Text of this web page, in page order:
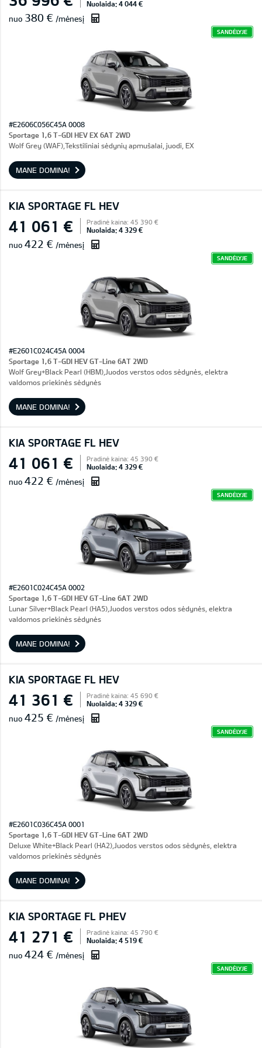
Nuolaida: 4 044 €
nuo 380 € /mėnesį
SANDĖLYJE
#E2606C056C45A 0008
Sportage 1,6 T-GDI HEV EX 6AT 2WD
Wolf Grey (WAF),Tekstiliniai sėdynių apmušalai, juodi, EX
MANE DOMINA!
KIA SPORTAGE FL HEV
41 061 € Pradinė kaina: 45 390 €
Nuolaida: 4 329 €
nuo 422 € /mėnesį
SANDĖLYJE
#E2601C024C45A 0004
Sportage 1,6 T-GDI HEV GT-Line 6AT 2WD
Wolf Grey+Black Pearl (HBM),Juodos verstos odos sėdynės, elektra
valdomos priekinės sėdynės
MANE DOMINA!
KIA SPORTAGE FL HEV
41 061 € Pradinė kaina: 45 390 €
Nuolaida: 4 329 €
nuo 422 € /mėnesį
SANDĖLYJE
#E2601C024C45A 0002
Sportage 1,6 T-GDI HEV GT-Line 6AT 2WD
Lunar Silver+Black Pearl (HA5),Juodos verstos odos sėdynės, elektra
valdomos priekinės sėdynės
MANE DOMINA!
KIA SPORTAGE FL HEV
41 361 € Pradinė kaina: 45 690 €
Nuolaida: 4 329 €
nuo 425 € /mėnesį
SANDĖLYJE
#E2601C036C45A 0001
Sportage 1,6 T-GDI HEV GT-Line 6AT 2WD
Deluxe White+Black Pearl (HA2),Juodos verstos odos sėdynės, elektra
valdomos priekinės sėdynės
MANE DOMINA!
KIA SPORTAGE FL PHEV
41 271 € Pradinė kaina: 45 790 €
Nuolaida: 4 519 €
nuo 424 € /mėnesį
SANDĖLYJE